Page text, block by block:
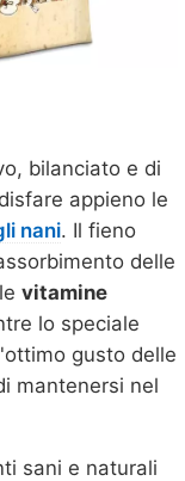
bilanciato e di
appieno le
nani. Il fieno
delle
vitamine
lo speciale
gusto delle
mantenersi nel
sani e naturali